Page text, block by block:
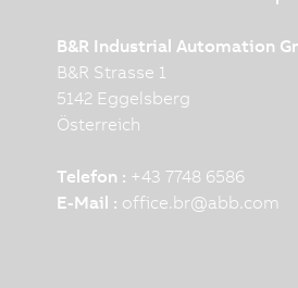
B&R Industrial Automation
B&R Strasse 1
5142 Eggelsberg
Österreich
Telefon : +43 7748 6586
E-Mail : office.br@abb.com